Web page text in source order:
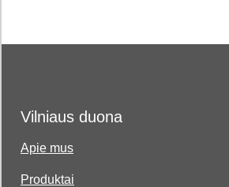
Vilniaus duona
Apie mus
Produktai